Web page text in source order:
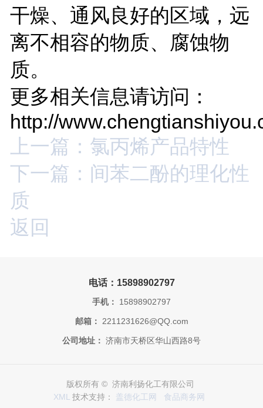
干燥、通风良好的区域，远
离不相容的物质、腐蚀物
质。
更多相关信息请访问：
http://
上一篇：氯丙烯产品特性
下一篇：间苯二酚的理化性
质
返回
电话：15898902797
手机： 15898902797
邮箱： 2211231626@QQ.com
公司地址： 济南市天桥区华山西路8号
版权所有 © 济南利扬化工有限公司
XML 技术支持： 盖德化工网 食品商务网